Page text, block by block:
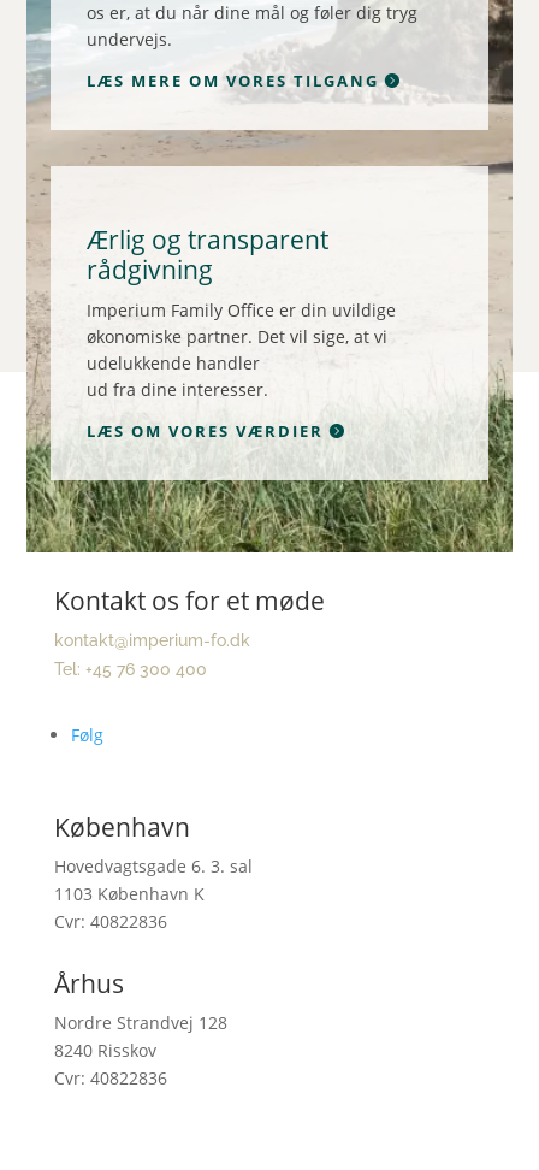
os er, at du når dine mål og føler dig tryg
undervejs.
LÆS MERE OM VORES TILGANG
Ærlig og transparent
rådgivning
Imperium Family Office er din uvildige
økonomiske partner. Det vil sige, at vi
udelukkende handler
ud fra dine interesser.
LÆS OM VORES VÆRDIER
Kontakt os for et møde
kontakt@imperium-fo.dk
Tel: +45 76 300 400
Følg
København
Hovedvagtsgade 6. 3. sal
1103 København K
Cvr: 40822836
Århus
Nordre Strandvej 128
8240 Risskov
Cvr: 40822836